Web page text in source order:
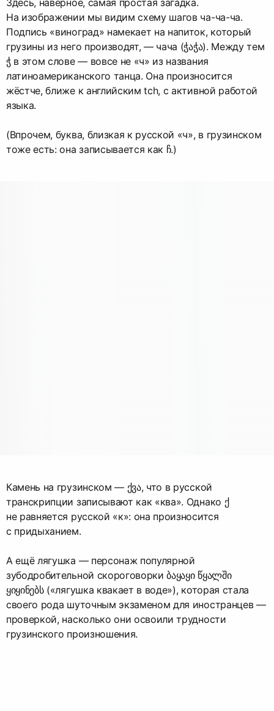
На изображении мы видим схему шагов ча-ча-ча.
Подпись «виноград» намекает на напиток, который
грузины из него производят, — чача (ჭაჭა). Между тем
ჭ в этом слове — вовсе не «ч» из названия
латиноамериканского танца. Она произносится
жёстче, ближе к английским tch, с активной работой
языка.
(Впрочем, буква, близкая к русской «ч», в грузинском
тоже есть: она записывается как ჩ.)
Камень на грузинском — ქვა, что в русской
транскрипции записывают как «ква». Однако ქ
не равняется русской «к»: она произносится
с придыханием.
А ещё лягушка — персонаж популярной
зубодробительной скороговорки ბაყაყი წყალში
ყიყინებს («лягушка квакает в воде»), которая стала
своего рода шуточным экзаменом для иностранцев —
проверкой, насколько они освоили трудности
грузинского произношения.